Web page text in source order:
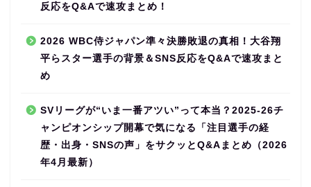
反応をQ&Aで速攻まとめ！
2026 WBC侍ジャパン準々決勝敗退の真相！大谷翔
平らスター選手の背景＆SNS反応をQ&Aで速攻まと
め
SVリーグが“いま一番アツい”って本当？2025-26チ
ャンピオンシップ開幕で気になる「注目選手の経
歴・出身・SNSの声」をサクッとQ&Aまとめ（2026
年4月最新）